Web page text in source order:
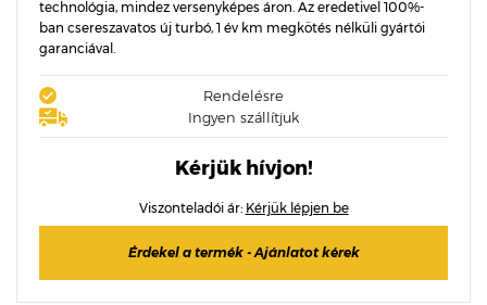
technológia, mindez versenyképes áron. Az eredetivel 100%-
ban csereszavatos új turbó, 1 év km megkötés nélküli gyártói
garanciával.
Rendelésre
Ingyen szállítjuk
Kérjük hívjon!
Viszonteladói ár: Kérjük lépjen be
Érdekel a termék - Ajánlatot kérek